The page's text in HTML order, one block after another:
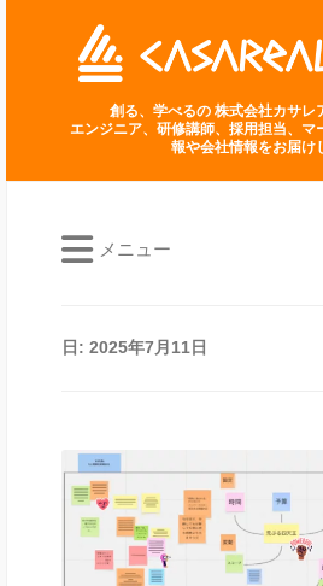
創る、学べるの 株式会社カサレ
エンジニア、研修講師、採用担当、マ
報や会社情報をお届け
メニュー
日: 2025年7月11日